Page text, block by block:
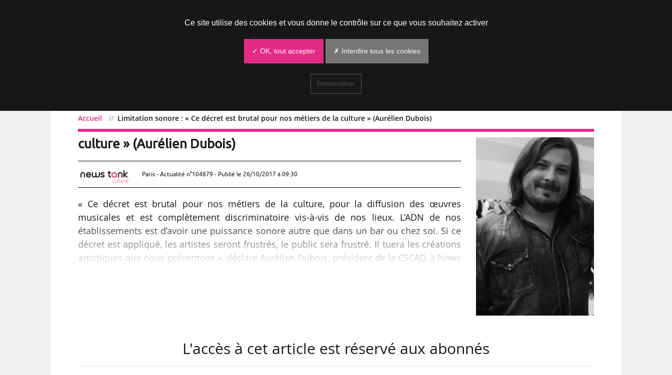
Accueil Limitation sonore : « Ce décret est brutal pour nos métiers de la culture » (Aurélien Dubois)
Limitation sonore : « Ce décret est brutal pour nos métiers de la
culture » (Aurélien Dubois)
Paris - Actualité n°104879 - Publié le 26/10/2017 à 09:30
« Ce décret est brutal pour nos métiers de la culture, pour la diffusion des œuvres
musicales et est complètement discriminatoire vis-à-vis de nos lieux. L’ADN de nos
établissements est d’avoir une puissance sonore autre que dans un bar ou chez soi. Si ce
décret est appliqué, les artistes seront frustrés, le public sera frustré. Il tuera les créations
artistiques que nous présentons », déclare Aurélien Dubois, président de la CSCAD, à News
L'accès à cet article est réservé aux abonnés
Ce site utilise des cookies et vous donne le contrôle sur ce que vous souhaitez activer
✓ OK, tout accepter ✗ Interdire tous les cookies
Personnaliser